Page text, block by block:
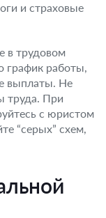
и страховые
в трудовом
график работы,
выплаты. Не
труда. При
с юристом
“серых” схем,